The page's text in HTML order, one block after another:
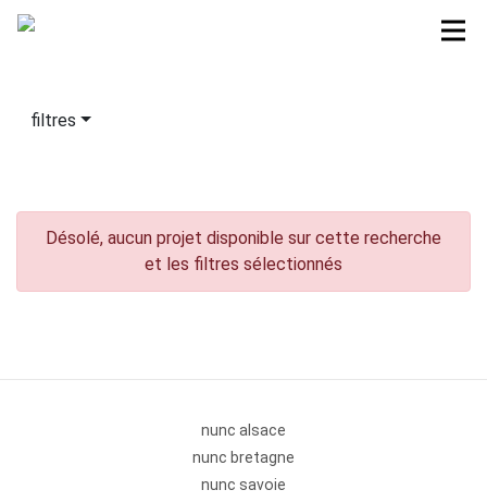
filtres
Désolé, aucun projet disponible sur cette recherche
et les filtres sélectionnés
nunc alsace
nunc bretagne
nunc savoie